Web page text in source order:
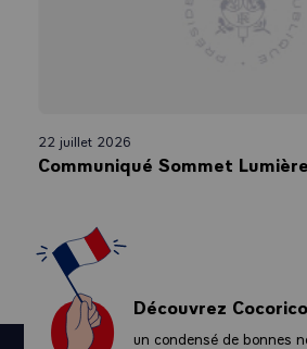
22 juillet 2026
Communiqué Sommet
Découvrez Cocorico
un condensé de bonnes